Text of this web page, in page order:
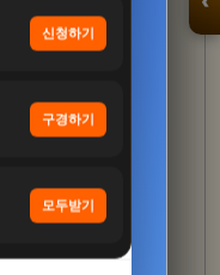
신청하기
구경하기
모두받기